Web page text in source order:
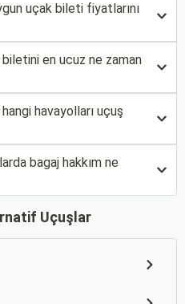
uçak bileti fiyatlarını
en ucuz ne zaman
havayolları uçuş
bagaj hakkım ne
Uçuşlar